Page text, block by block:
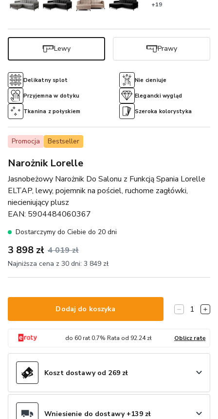
Promocja Bestseller
Narożnik Lorelle
Jasnobeżowy Narożnik Do Salonu z Funkcją Spania Lorelle
ELTAP, lewy, pojemnik na pościel, ruchome zagłówki,
niecieniujący plusz
EAN: 5904484060367
Dostarczymy do Ciebie do 20 dni
3 898 zł 4 019 zł
Najniższa cena z 30 dni: 3 849 zł
Delikatny splot Nie cieniuje
Przyjemna w dotyku Elegancki wygląd
Tkanina z połyskiem Szeroka kolorystyka
+19
Lewy Prawy
Dodaj do koszyka 1
do 60 rat 0.7% Rata od 92.24zł Oblicz ratę
Koszt dostawy od 269 zł
Wniesienie do dostawy +139 zł